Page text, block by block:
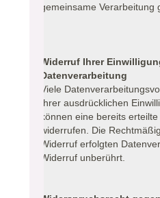
gemeinsame Verarbeitung
Widerruf Ihrer
Datenverarbeitung
Viele
Ihrer ausdrücklichen
können eine bereits
widerrufen. Die
Widerruf erfolgten
Widerruf unberührt.